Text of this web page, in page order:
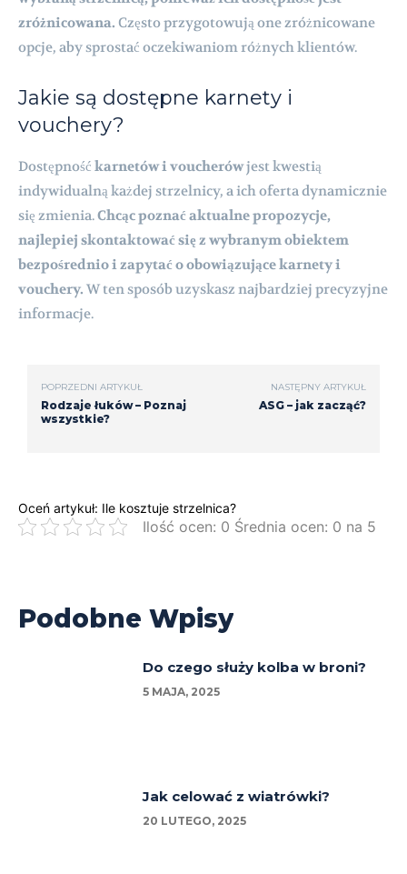
zróżnicowana. Często przygotowują one zróżnicowane
opcje, aby sprostać oczekiwaniom różnych klientów.
Jakie są dostępne karnety i
vouchery?
Dostępność karnetów i voucherówjest kwestią
indywidualną każdej strzelnicy, a ich oferta dynamicznie
się zmienia.Chcąc poznać aktualne propozycje,
najlepiej skontaktować się z wybranym obiektem
bezpośrednio i zapytać o obowiązujące karnety i
vouchery. W ten sposób uzyskasz najbardziej precyzyjne
informacje.
POPRZEDNI ARTYKUŁ
Rodzaje łuków – Poznaj
wszystkie?
NASTĘPNY ARTYKUŁ
ASG – jak zacząć?
Oceń artykuł: Ile kosztuje strzelnica?
Ilość ocen: 0 Średnia ocen: 0 na 5
Podobne Wpisy
Do czego służy kolba w broni?
5 MAJA, 2025
Jak celować z wiatrówki?
20 LUTEGO, 2025